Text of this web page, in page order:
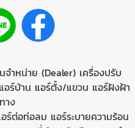
ำหน่าย (Dealer) เครื่องปรับ
ร์บ้าน แอร์ตั้ง/แขวน แอร์ฝังฝ้า
าง
ร์ต่อท่อลม แอร์ระบายความร้อน